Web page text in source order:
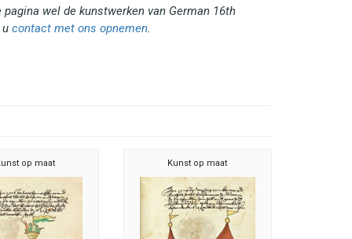
wel de kunstwerken van German 16th
u contact met ons opnemen.
op maat Kunst op maat